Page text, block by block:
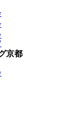
京都